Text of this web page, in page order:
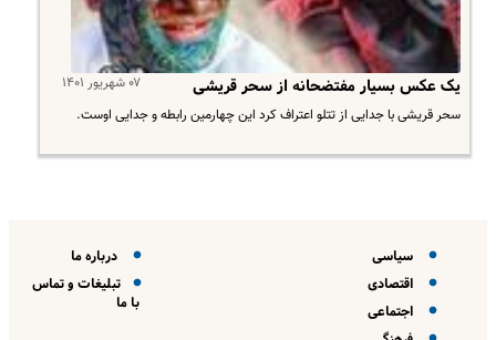
۰۷ شهریور ۱۴۰۱ یک عکس بسیار مفتضحانه از سحر قریشی
سحر قریشی با جدایی از تتلو اعتراف کرد این چهارمین رابطه و جدایی اوست.
سیاسی
اقتصادی
اجتماعی
درباره ما
تبلیغات و تماس
با ما